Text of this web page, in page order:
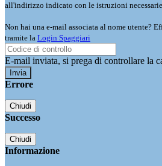
all'indirizzo indicato con le istruzioni
Non hai una e-mail associata al nome utente?
tramite la Login Spaggiari
E-mail inviata, si prega di controllare la
Errore
Chiudi
Successo
Chiudi
Informazione